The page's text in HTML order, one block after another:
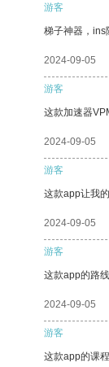
游客
梯子神器，ins
2024-09-05
游客
这款加速器
2024-09-05
游客
这款app让我
2024-09-05
游客
这款app的路
2024-09-05
游客
这款app的课